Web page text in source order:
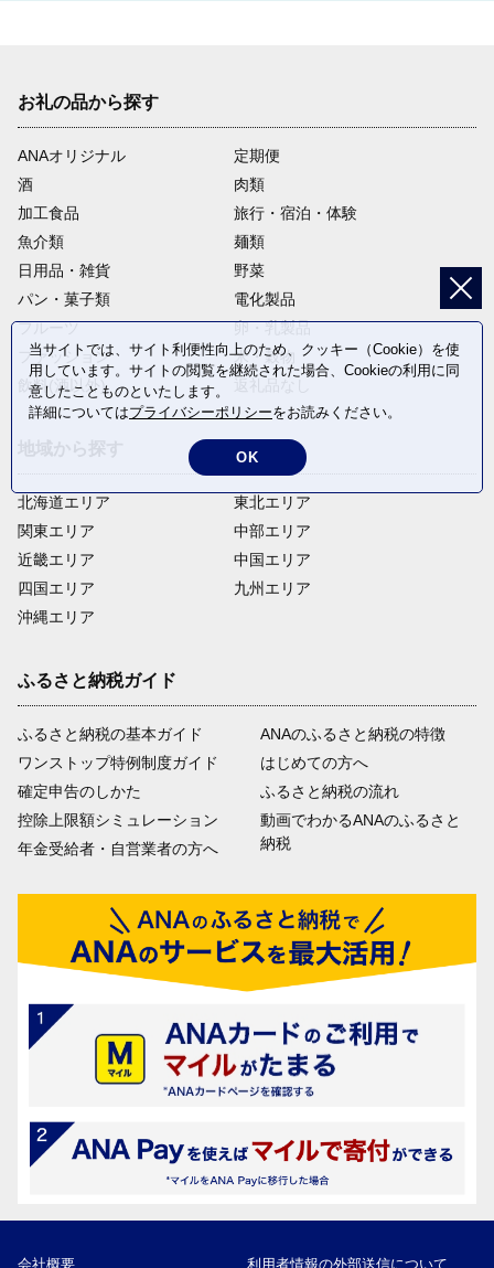
お礼の品から探す
ANAオリジナル
定期便
酒
肉類
加工食品
旅行・宿泊・体験
魚介類
麺類
日用品・雑貨
野菜
パン・菓子類
電化製品
フルーツ
卵・乳製品
ファッション
米・穀物
飲料(酒以外)
北海道エリア
関東エリア
近畿エリア
四国エリア
沖縄エリア
東北エリア
中部エリア
中国エリア
九州エリア
ふるさと納税ガイド
ふるさと納税の基本ガイド
ワンストップ特例制度ガイド
確定申告のしかた
控除上限額シミュレーション
年金受給者・自営業者の方へ
ANAのふるさと納税の特徴
はじめての方へ
ふるさと納税の流れ
動画でわかるANAのふるさと
納税
会社概要 利用者情報の外部送信について
当サイトでは、サイト利便性向上のため、クッキー（Cookie）を使
用しています。サイトの閲覧を継続された場合、Cookieの利用に同
意したことものといたします。
詳細についてはプライバシーポリシーをお読みください。
OK